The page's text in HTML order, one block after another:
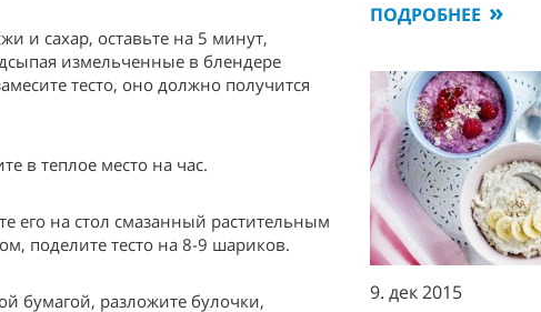
и сахар, оставьте на 5 минут,
измельченные в блендере
тесто, оно должно получится
в теплое место на час.
его на стол смазанный растительным
поделите тесто на 8-9 шариков.
бумагой, разложите булочки,
ПОДРОБНЕЕ
9. дек 2015